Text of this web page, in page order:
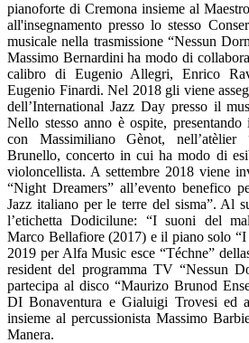
pianoforte di Cremona insieme al
all'insegnamento presso lo stesso
musicale nella trasmissione “Nessun
Massimo Bernardini ha modo di
calibro di Eugenio Allegri, Enrico
Eugenio Finardi. Nel 2018 gli viene
dell’International Jazz Day presso il
Nello stesso anno è ospite,
con Massimiliano Gènot,
Brunello, concerto in cui ha modo di
violoncellista. A settembre 2018 viene
“Night Dreamers” all’evento benefico
Jazz italiano per le terre del sisma”. Al
l’etichetta Dodicilune: “I suoni del
Marco Bellafiore (2017) e il piano solo
2019 per Alfa Music esce “Téchne”
resident del programma TV “Nessun
partecipa al disco “Maurizo Brunod
DI Bonaventura e Gialuigi Trovesi ed
insieme al percussionista Massimo
Manera.